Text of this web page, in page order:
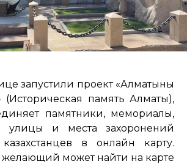
запустили проект «Алматының
память Алматы),
памятники, мемориалы,
улицы и места захоронений
в онлайн карту.
может найти на карте